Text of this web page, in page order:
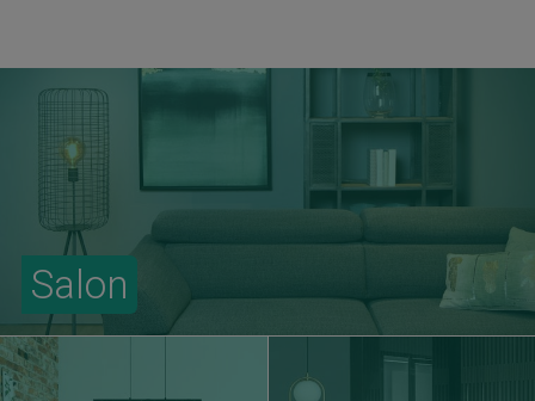
Salon